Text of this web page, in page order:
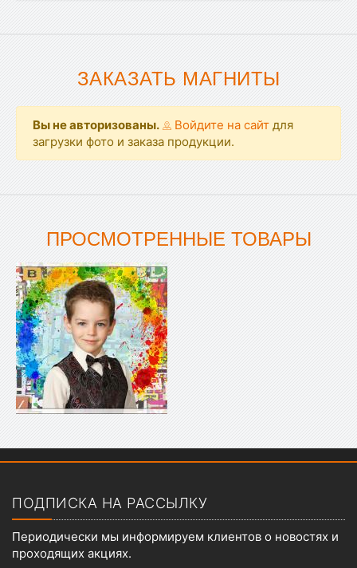
ЗАКАЗАТЬ МАГНИТЫ
Вы не авторизованы. Войдите на сайт для
загрузки фото и заказа продукции.
ПРОСМОТРЕННЫЕ ТОВАРЫ
ПОДПИСКА НА РАССЫЛКУ
Периодически мы информируем клиентов о новостях и
проходящих акциях.